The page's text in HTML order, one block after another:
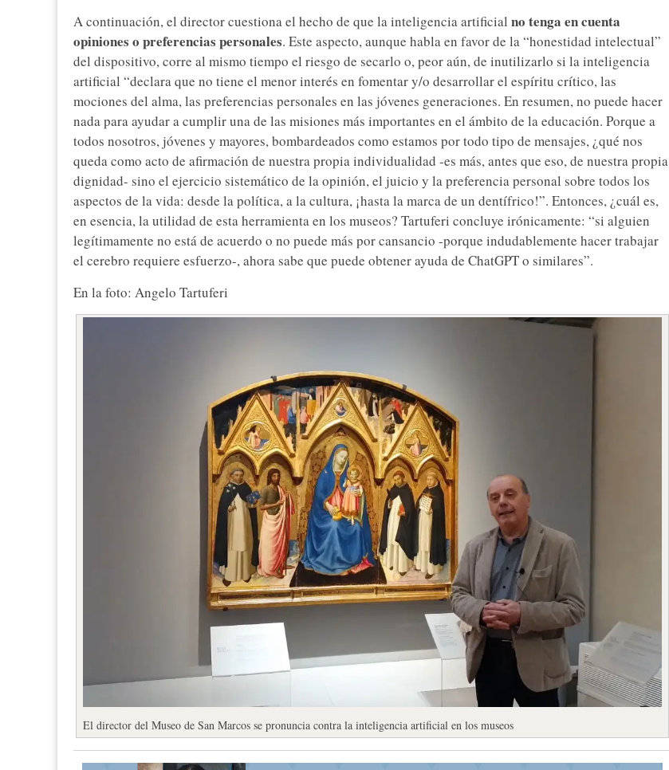
A continuación, el director cuestiona el hecho de que la inteligencia artificial no tenga en cuenta
opiniones o preferencias personales. Este aspecto, aunque habla en favor de la “honestidad intelectual”
del dispositivo, corre al mismo tiempo el riesgo de secarlo o, peor aún, de inutilizarlo si la inteligencia
artificial “declara que no tiene el menor interés en fomentar y/o desarrollar el espíritu crítico, las
mociones del alma, las preferencias personales en las jóvenes generaciones. En resumen, no puede hacer
nada para ayudar a cumplir una de las misiones más importantes en el ámbito de la educación. Porque a
todos nosotros, jóvenes y mayores, bombardeados como estamos por todo tipo de mensajes, ¿qué nos
queda como acto de afirmación de nuestra propia individualidad -es más, antes que eso, de nuestra propia
dignidad- sino el ejercicio sistemático de la opinión, el juicio y la preferencia personal sobre todos los
aspectos de la vida: desde la política, a la cultura, ¡hasta la marca de un dentífrico!”. Entonces, ¿cuál es,
en esencia, la utilidad de esta herramienta en los museos? Tartuferi concluye irónicamente: “si alguien
legítimamente no está de acuerdo o no puede más por cansancio -porque indudablemente hacer trabajar
el cerebro requiere esfuerzo-, ahora sabe que puede obtener ayuda de ChatGPT o similares”.
En la foto: Angelo Tartuferi
El director del Museo de San Marcos se pronuncia contra la inteligencia artificial en los museos